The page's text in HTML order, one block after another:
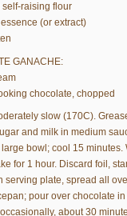
self-raising flour
(or extract)
GANACHE:
chocolate, chopped
slow (170C).
and milk in medium
bowl; cool 15
for 1 hour. Discard foil,
serving plate, spread all
pour over chocolate
about 30